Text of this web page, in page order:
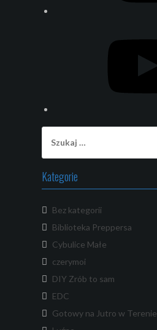
Kategorie
Bez kategorii
Biblioteka Preppersa
Cybulice Małe
czerymoi
DIY Zrób to sam
EDC
Gotowy na Jutro w Terenie